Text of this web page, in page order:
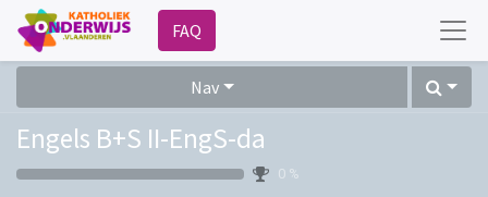
FAQ
Nav
Engels B+S II-EngS-da
0 %